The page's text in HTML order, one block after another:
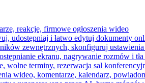
reakcje, firmowe ogłoszenia wideo
udostępniaj i łatwo edytuj dokumenty
zewnętrznych, skonfiguruj
ekranu, nagrywanie rozmów i
wolne terminy, rezerwacja sal
wideo, komentarze, kalendarz,